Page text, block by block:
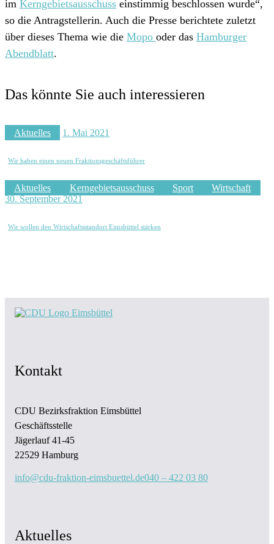
im Kerngebietsausschuss einstimmig beschlossen wurde“,
so die Antragstellerin. Auch die Presse berichtete zuletzt
über dieses Thema wie die Mopo oder das Hamburger
Abendblatt.
Das könnte Sie auch interessieren
Aktuelles 1. Mai 2021
Wir haben einen neuen Fraktionsgeschäftsführer
Aktuelles Kerngebietsausschuss Sport
Wirtschaft
30. September 2021
Wir wollen den Wirtschaftsstandort Eimsbüttel stärken
Kontakt
CDU Bezirksfraktion Eimsbüttel
Geschäftsstelle
Jägerlauf 41-45
22529 Hamburg
info@cdu-fraktion-eimsbuettel.de040 – 422 03 80
Aktuelles